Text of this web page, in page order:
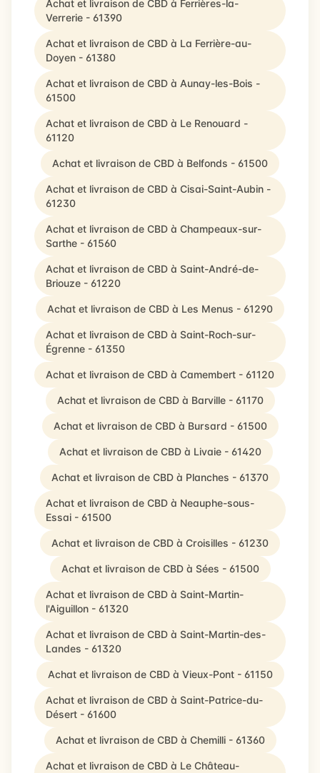
Achat et livraison de CBD à Ferrières-la-
Verrerie - 61390
Achat et livraison de CBD à La Ferrière-au-
Doyen - 61380
Achat et livraison de CBD à Aunay-les-Bois -
61500
Achat et livraison de CBD à Le Renouard -
61120
Achat et livraison de CBD à Belfonds - 61500
Achat et livraison de CBD à Cisai-Saint-Aubin -
61230
Achat et livraison de CBD à Champeaux-sur-
Sarthe - 61560
Achat et livraison de CBD à Saint-André-de-
Briouze - 61220
Achat et livraison de CBD à Les Menus - 61290
Achat et livraison de CBD à Saint-Roch-sur-
Égrenne - 61350
Achat et livraison de CBD à Camembert - 61120
Achat et livraison de CBD à Barville - 61170
Achat et livraison de CBD à Bursard - 61500
Achat et livraison de CBD à Livaie - 61420
Achat et livraison de CBD à Planches - 61370
Achat et livraison de CBD à Neauphe-sous-
Essai - 61500
Achat et livraison de CBD à Croisilles - 61230
Achat et livraison de CBD à Sées - 61500
Achat et livraison de CBD à Saint-Martin-
l'Aiguillon - 61320
Achat et livraison de CBD à Saint-Martin-des-
Landes - 61320
Achat et livraison de CBD à Vieux-Pont - 61150
Achat et livraison de CBD à Saint-Patrice-du-
Désert - 61600
Achat et livraison de CBD à Chemilli - 61360
Achat et livraison de CBD à Le Château-